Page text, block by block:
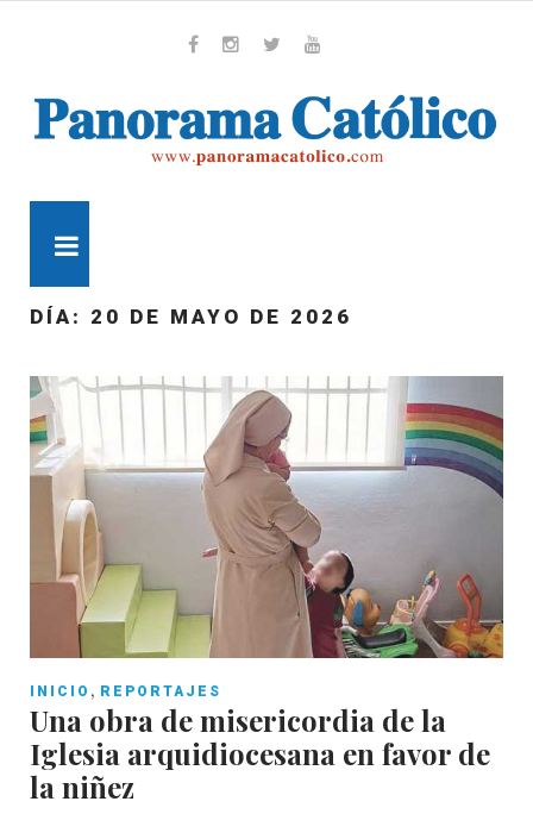
DÍA: 20 DE MAYO DE 2026
INICIO , REPORTAJES
Una obra de misericordia de la
Iglesia arquidiocesana en favor de
la niñez